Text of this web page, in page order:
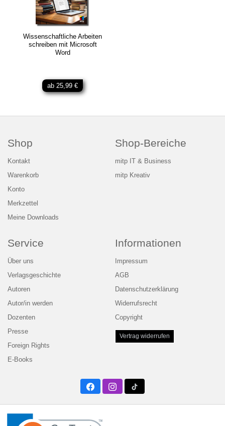
Wissenschaftliche Arbeiten
schreiben mit Microsoft
Word
ab 25,99 €
Shop
Kontakt
Warenkorb
Konto
Merkzettel
Meine Downloads
Shop-Bereiche
mitp IT & Business
mitp Kreativ
Service
Über uns
Verlagsgeschichte
Autoren
Autor/in werden
Dozenten
Presse
Foreign Rights
E-Books
Informationen
Impressum
AGB
Datenschutzerklärung
Widerrufsrecht
Copyright
Vertrag widerrufen
FacebookInstagramTwitter